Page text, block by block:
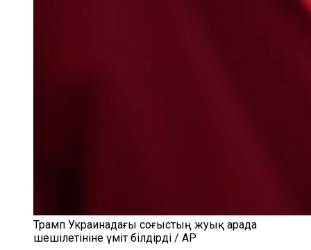
Трамп Украинадағы соғыстың жуық арада
шешілетініне үміт білдірді / AP